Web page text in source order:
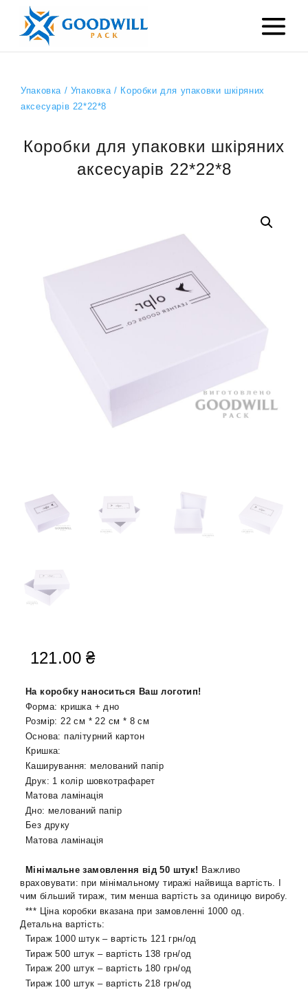
Упаковка/ Упаковка/ Коробки для упаковки шкіряних
аксесуарів 22*22*8
Коробки для упаковки шкіряних
аксесуарів 22*22*8
121.00₴
На коробку наноситься Ваш логотип!
Форма: кришка + дно
Розмір: 22 см * 22 см * 8 см
Основа: палітурний картон
Кришка:
Каширування: мелований папір
Друк: 1 колір шовкотрафарет
Матова ламінація
Дно: мелований папір
Без друку
Матова ламінація
Мінімальне замовлення від 50 штук! Важливо
враховувати: при мінімальному тиражі найвища вартість. І
чим більший тираж, тим менша вартість за одиницю виробу.
*** Ціна коробки вказана при замовленні 1000 од.
Детальна вартість:
Тираж 1000 штук – вартість 121 грн/од
Тираж 500 штук – вартість 138 грн/од
Тираж 200 штук – вартість 180 грн/од
Тираж 100 штук – вартість 218 грн/од